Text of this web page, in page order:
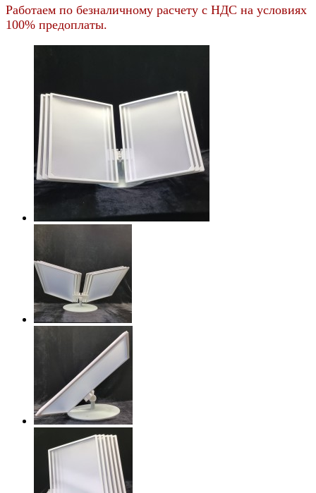
Работаем по безналичному расчету с НДС на условиях
100% предоплаты.